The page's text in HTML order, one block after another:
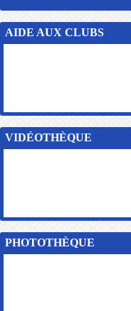
AIDE AUX CLUBS
VIDÉOTHÈQUE
PHOTOTHÈQUE